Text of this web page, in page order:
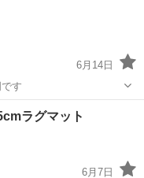
6月14日
は不明です
雑貨/小物
ラグマット
6月7日